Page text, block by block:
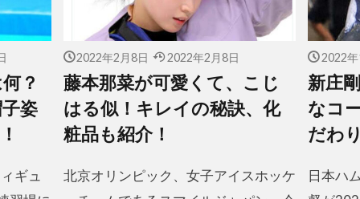
？
姿
ギュ
2022年2月8日 2022年2月8日
藤本那菜が可愛くて、こじ
はる似！キレイの秘訣、化
粧品も紹介！
北京オリンピック、女子アイスホッケ
2022
新庄
なコ
だわ
日本ハ